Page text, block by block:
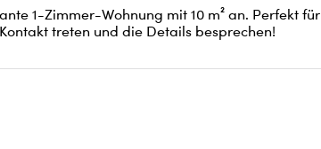
1-Zimmer-Wohnung mit 10 m² an. Perfekt für
treten und die Details besprechen!